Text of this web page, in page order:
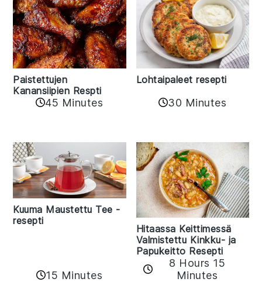
Paistettujen
Kanansiipien Respti
45 Minutes
Lohtaipaleet resepti
30 Minutes
Kuuma Maustettu Tee -
resepti
15 Minutes
Hitaassa Keittimessä
Valmistettu Kinkku- ja
Papukeitto Resepti
8 Hours 15
Minutes